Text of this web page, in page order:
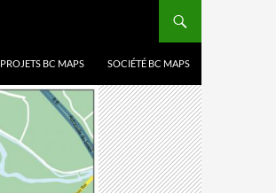
PROJETS BC MAPS SOCIÉTÉ BC MAPS